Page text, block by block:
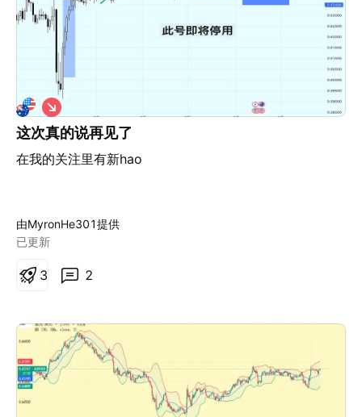
这次真的说再见了
在我的关注里有新hao
做
空
由MyronHe301提供
已更新
2
3